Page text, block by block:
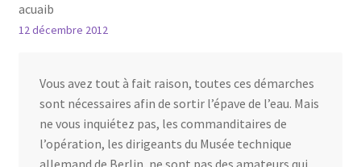
acuaib
12 décembre 2012
Vous avez tout à fait raison, toutes ces démarches
sont nécessaires afin de sortir l’épave de l’eau. Mais
ne vous inquiétez pas, les commanditaires de
l’opération, les dirigeants du Musée technique